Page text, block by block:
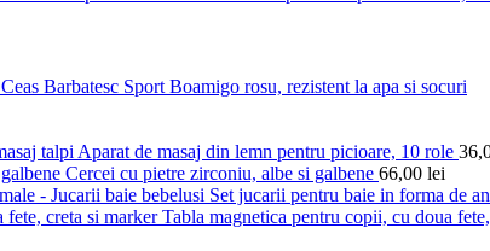
Ceas Barbatesc Sport Boamigo rosu, rezistent la apa si socuri
Aparat de masaj din lemn pentru picioare, 10 role
Cercei cu pietre zirconiu, albe si galbene 66,00 lei
Set jucarii pentru baie in forma de
Tabla magnetica pentru copii, cu doua